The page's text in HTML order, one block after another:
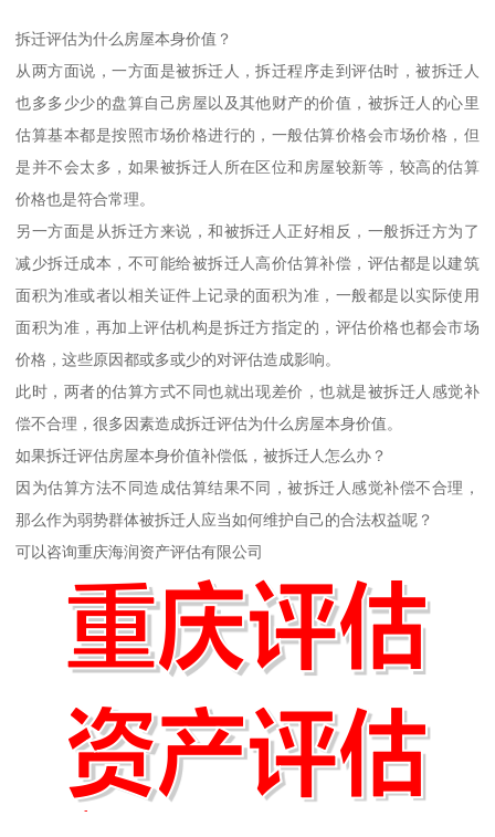
拆迁评估为什么房屋本身价值？
从两方面说，一方面是被拆迁人，拆迁程序走到评估时，被拆迁人
也多多少少的盘算自己房屋以及其他财产的价值，被拆迁人的心里
估算基本都是按照市场价格进行的，一般估算价格会市场价格，但
是并不会太多，如果被拆迁人所在区位和房屋较新等，较高的估算
价格也是符合常理。
另一方面是从拆迁方来说，和被拆迁人正好相反，一般拆迁方为了
减少拆迁成本，不可能给被拆迁人高价估算补偿，评估都是以建筑
面积为准或者以相关证件上记录的面积为准，一般都是以实际使用
面积为准，再加上评估机构是拆迁方指定的，评估价格也都会市场
价格，这些原因都或多或少的对评估造成影响。
此时，两者的估算方式不同也就出现差价，也就是被拆迁人感觉补
偿不合理，很多因素造成拆迁评估为什么房屋本身价值。
如果拆迁评估房屋本身价值补偿低，被拆迁人怎么办？
因为估算方法不同造成估算结果不同，被拆迁人感觉补偿不合理，
那么作为弱势群体被拆迁人应当如何维护自己的合法权益呢？
可以咨询重庆海润资产评估有限公司